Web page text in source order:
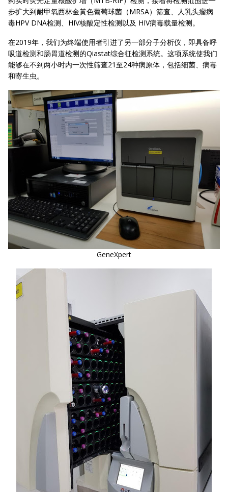
步扩大到耐甲氧西林金黃色葡萄球菌（MRSA）筛查、人乳头瘤病
毒HPV DNA检测、HIV核酸定性检测以及 HIV病毒载量检测。
在2019年，我们为终端使用者引进了另一部分子分析仪，即具备呼
吸道检测和肠胃道检测的Qiastat综合征检测系统。这项系统使我们
能够在不到两小时内一次性筛查21至24种病原体，包括细菌、病毒
和寄生虫。
GeneXpert